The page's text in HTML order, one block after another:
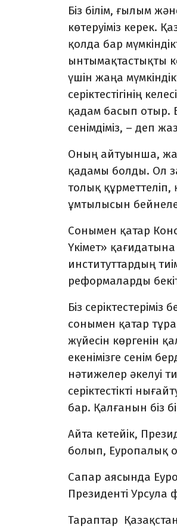
Біз білім, ғылым
көтеруіміз керек.
қолда бар
ынтымақтастықты
үшін жаңа
серіктестігінің
қадам басып отыр.
сенімдіміз, – деп
Оның айтуынша,
қадамы болды. Ол
толық құрметтеліп,
ұмтылысын
Сонымен қатар
Үкімет»
институттардың
реформаларды
Біз
сонымен қатар
жүйесін көргенін
екенімізге сенім
нәтижелер әкелуі
серіктестікті
бар. Қалғанын біз
Айта кетейік,
болып, Еуропалық
Сапар аясында
Президенті
Тараптар